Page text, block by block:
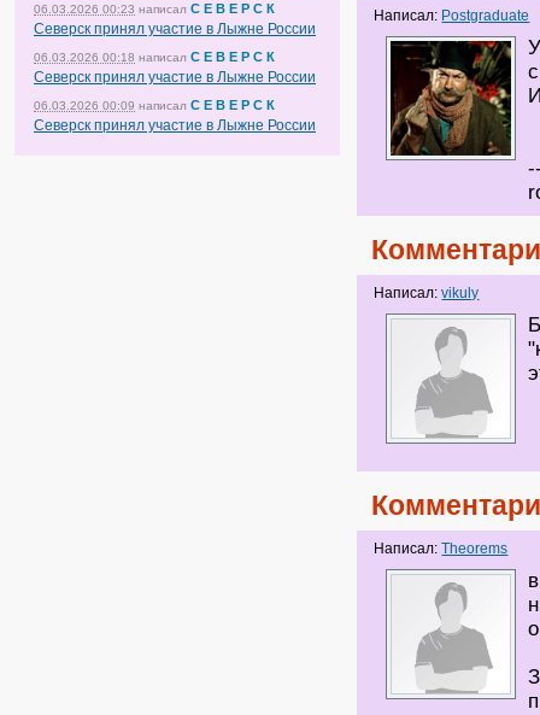
06.03.2026 00:23 написал С Е В Е Р С К
Северск принял участие в Лыжне России
06.03.2026 00:18 написал С Е В Е Р С К
Северск принял участие в Лыжне России
06.03.2026 00:09 написал С Е В Е Р С К
Северск принял участие в Лыжне России
Написал: Postgraduate
Написал:vikuly
Написал:Theorems